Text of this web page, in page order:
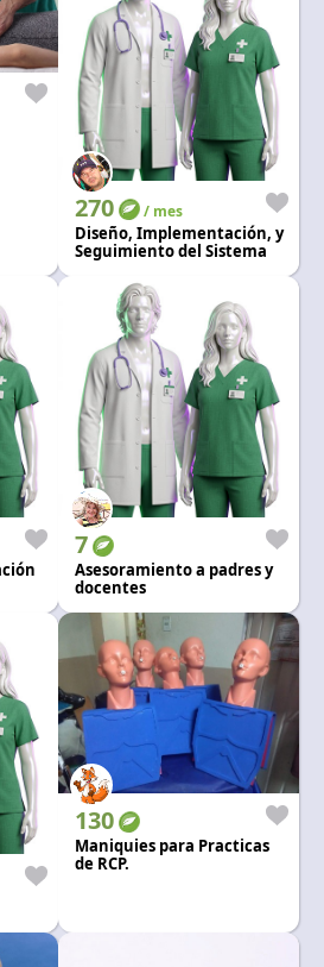
270 / mes
Diseño, Implementación, y
Seguimiento del Sistema
Trabajo
7
Asesoramiento a padres y
docentes
130
Maniquies para Practicas
de RCP.